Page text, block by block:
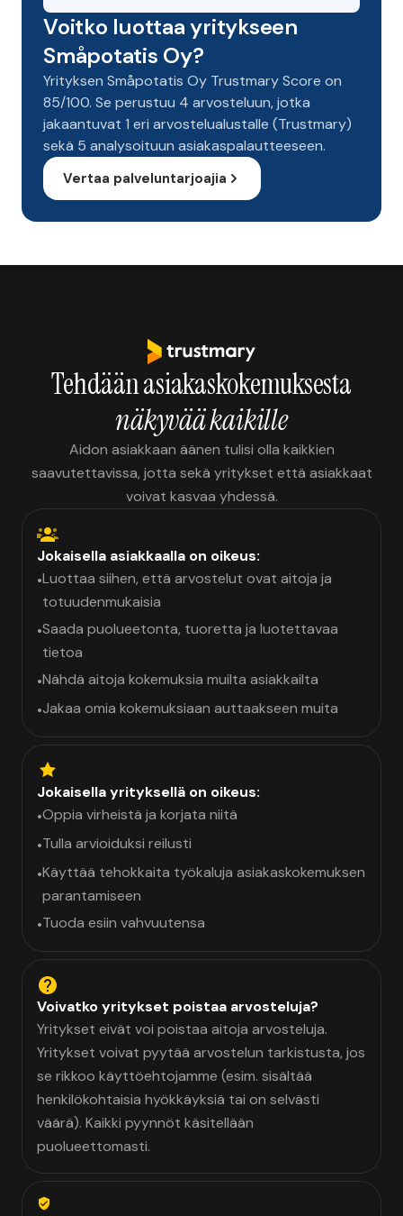
Voitko luottaa yritykseen
Småpotatis Oy?
Yrityksen Småpotatis Oy Trustmary Score on
85/100. Se perustuu 4 arvosteluun, jotka
jakaantuvat 1 eri arvostelualustalle (Trustmary)
sekä 5 analysoituun asiakaspalautteeseen.
Vertaa palveluntarjoajia
Tehdään asiakaskokemuksesta
näkyvää kaikille
Aidon asiakkaan äänen tulisi olla kaikkien
saavutettavissa, jotta sekä yritykset että asiakkaat
voivat kasvaa yhdessä.
Jokaisella asiakkaalla on oikeus:
•Luottaa siihen, että arvostelut ovat aitoja ja
totuudenmukaisia
•Saada puolueetonta, tuoretta ja luotettavaa
tietoa
•Nähdä aitoja kokemuksia muilta asiakkailta
•Jakaa omia kokemuksiaan auttaakseen muita
Jokaisella yrityksellä on oikeus:
•Oppia virheistä ja korjata niitä
•Tulla arvioiduksi reilusti
•Käyttää tehokkaita työkaluja asiakaskokemuksen
parantamiseen
•Tuoda esiin vahvuutensa
Voivatko yritykset poistaa arvosteluja?
Yritykset eivät voi poistaa aitoja arvosteluja.
Yritykset voivat pyytää arvostelun tarkistusta, jos
se rikkoo käyttöehtojamme (esim. sisältää
henkilökohtaisia hyökkäyksiä tai on selvästi
väärä). Kaikki pyynnöt käsitellään
puolueettomasti.